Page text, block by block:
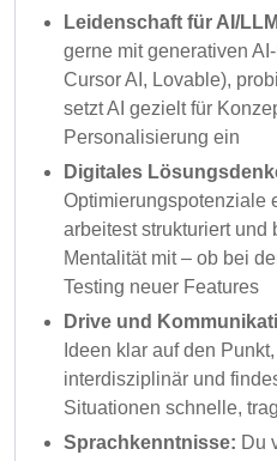
Leidenschaft für AI/
gerne mit generativen
Cursor AI, Lovable),
setzt AI gezielt für
Personalisierung ein
Digitales
Optimierungspotenziale
arbeitest strukturiert und
Mentalität mit – ob bei
Testing neuer Features
Drive und
Ideen klar auf den
interdisziplinär und
Situationen schnelle,
Sprachkenntnisse: Du